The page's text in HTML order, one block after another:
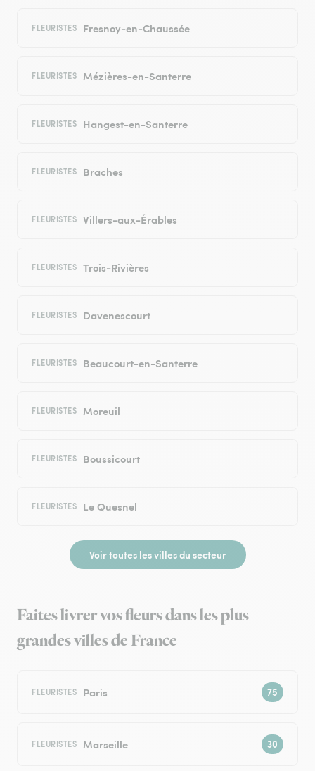
FLEURISTES Fresnoy-en-Chaussée
FLEURISTES Mézières-en-Santerre
FLEURISTES Hangest-en-Santerre
FLEURISTES Braches
FLEURISTES Villers-aux-Érables
FLEURISTES Trois-Rivières
FLEURISTES Davenescourt
FLEURISTES Beaucourt-en-Santerre
FLEURISTES Moreuil
FLEURISTES Boussicourt
FLEURISTES Le Quesnel
Voir toutes les villes du secteur
Faites livrer vos fleurs dans les plus
grandes villes de France
FLEURISTES Paris
FLEURISTES Marseille